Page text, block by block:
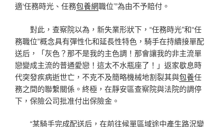
適‘任務時光、任務包養網職位’”為由不予賠付。
對此，查察院以為，新失業形狀下，“任務時光”和“任
務職位”概念具有彈性化和延長性特色，騎手在持續接單配
送后，「灰色？那不是我的主色調！那會讓我的非主流單
戀變成主流的普通愛戀！這太不水瓶座了！」返家歇息時
代突發疾病逝世亡，不克不及簡略機械地割裂其與包養任
務之間的聯繫關係。終極，在靜安區查察院與法院的調停
下，保險公司批准付出保險金。
“某騎手完成配送后，在前往候單區域途中產生路況變